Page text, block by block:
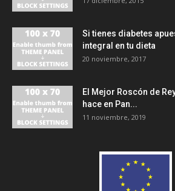
Si tienes diabetes
integral en tu dieta
20 noviembre, 2017
El Mejor Roscón de
hace en Pan...
11 noviembre, 2019